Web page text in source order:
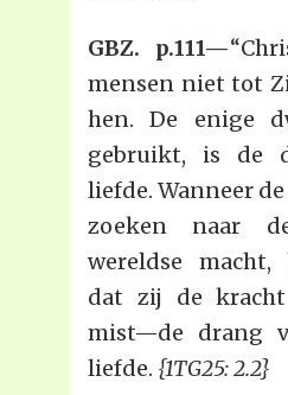
GBZ. p.111—
mensen niet tot
hen. De enige
gebruikt, is de
liefde. Wanneer
zoeken naar
wereldse
dat zij de
mist—de drang
liefde. {1TG25: 2.2}